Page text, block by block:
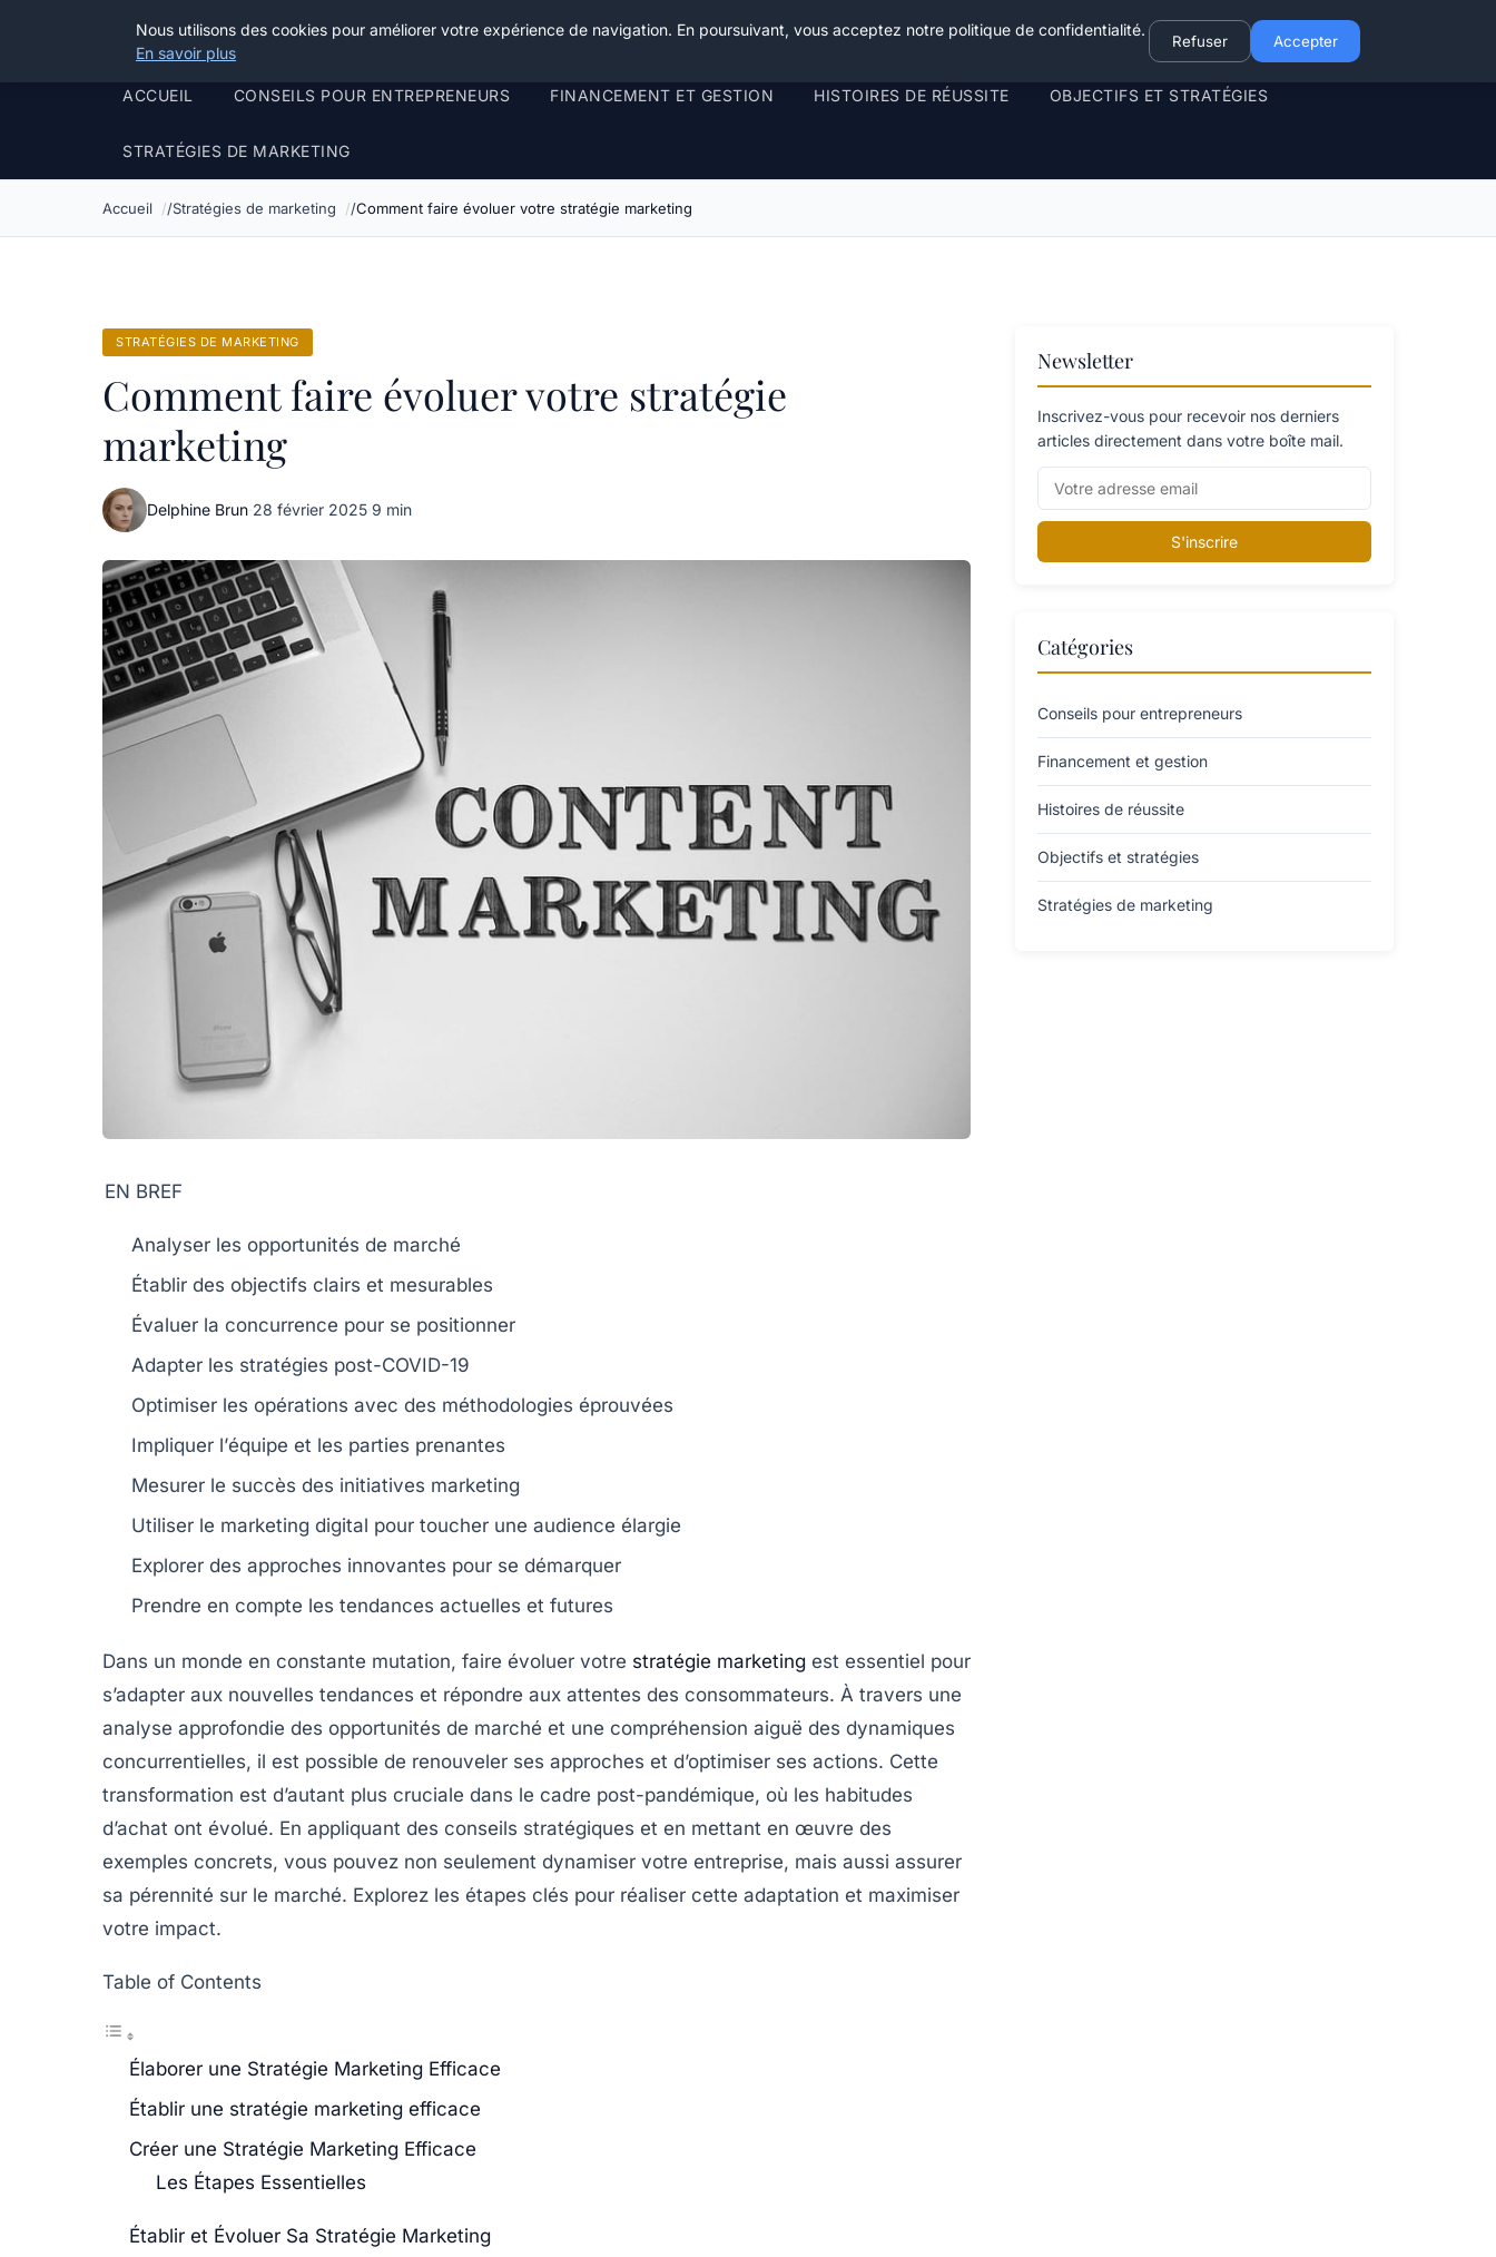
Henry Panky
ACCUEIL CONSEILS POUR ENTREPRENEURS FINANCEMENT ET GESTION HISTOIRES DE RÉUSSITE OBJECTIFS ET STRATÉGIES
STRATÉGIES DE MARKETING
Accueil Stratégies de marketing Comment faire évoluer votre stratégie marketing
STRATÉGIES DE MARKETING
Comment faire évoluer votre stratégie
marketing
Delphine Brun·28 février 2025·9 min
EN BREF
Analyser les opportunités de marché
Établir des objectifs clairs et mesurables
Évaluer la concurrence pour se positionner
Adapter les stratégies post-COVID-19
Optimiser les opérations avec des méthodologies éprouvées
Impliquer l’équipe et les parties prenantes
Mesurer le succès des initiatives marketing
Utiliser le marketing digital pour toucher une audience élargie
Explorer des approches innovantes pour se démarquer
Prendre en compte les tendances actuelles et futures
Dans un monde en constante mutation, faire évoluer votre stratégie marketing est essentiel pour
s’adapter aux nouvelles tendances et répondre aux attentes des consommateurs. À travers une
analyse approfondie des opportunités de marché et une compréhension aiguë des dynamiques
concurrentielles, il est possible de renouveler ses approches et d’optimiser ses actions. Cette
transformation est d’autant plus cruciale dans le cadre post-pandémique, où les habitudes
d’achat ont évolué. En appliquant des conseils stratégiques et en mettant en œuvre des
exemples concrets, vous pouvez non seulement dynamiser votre entreprise, mais aussi assurer
sa pérennité sur le marché. Explorez les étapes clés pour réaliser cette adaptation et maximiser
votre impact.
Table of Contents
Élaborer une Stratégie Marketing Efficace
Établir une stratégie marketing efficace
Créer une Stratégie Marketing Efficace
Les Étapes Essentielles
Établir et Évoluer Sa Stratégie Marketing
Newsletter
Inscrivez-vous pour recevoir nos derniers
articles directement dans votre boîte mail.
S'inscrire
Catégories
Conseils pour entrepreneurs
Financement et gestion
Histoires de réussite
Objectifs et stratégies
Stratégies de marketing
Nous utilisons des cookies pour améliorer votre expérience de navigation. En poursuivant, vous acceptez notre politique de confidentialité.
En savoir plus
Refuser Accepter